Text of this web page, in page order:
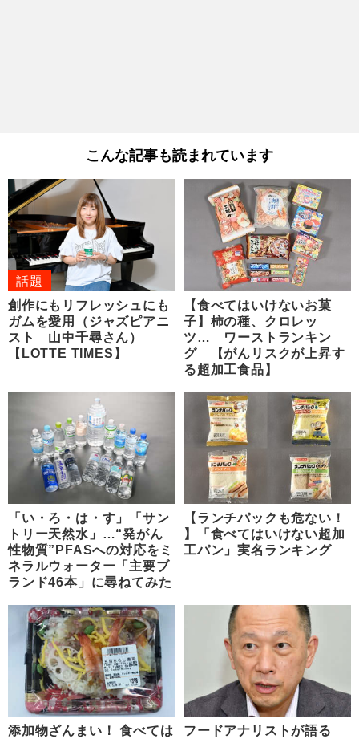
こんな記事も読まれています
話題
創作にもリフレッシュにも
ガムを愛用（ジャズピアニ
スト 山中千尋さん）
【LOTTE TIMES】
【食べてはいけないお菓
子】柿の種、クロレッ
ツ… ワーストランキン
グ 【がんリスクが上昇す
る超加工食品】
「い・ろ・は・す」「サン
トリー天然水」…“発がん
性物質”PFASへの対応をミ
ネラルウォーター「主要ブ
ランド46本」に尋ねてみた
【ランチパックも危ない！
】「食べてはいけない超加
工パン」実名ランキング
添加物ざんまい！ 食べては
フードアナリストが語る